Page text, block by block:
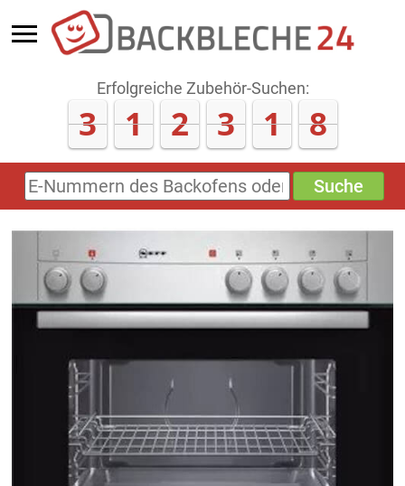
Erfolgreiche Zubehör-Suchen:
3 1 2 3 1 8
E-
Nummern
Zubehörs
(keine
Sonderzeichen)
Suche